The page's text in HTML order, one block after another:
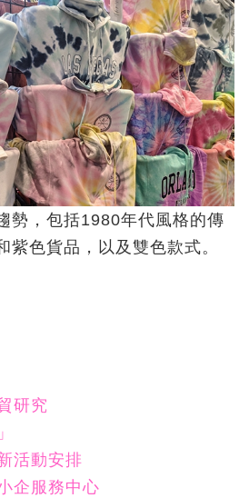
勢，包括1980年代風格的傳
紫色貨品，以及雙色款式。
研究
活動安排
企服務中心